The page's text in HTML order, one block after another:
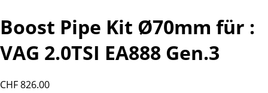
Boost Pipe Kit Ø70mm für :
VAG 2.0TSI EA888 Gen.3
CHF826.00